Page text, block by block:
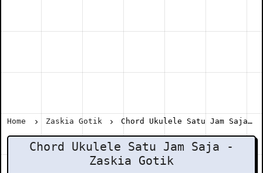
Home Zaskia Gotik Chord Ukulele Satu Jam Saja - Zaskia Gotik
Chord Ukulele Satu Jam Saja -
Zaskia Gotik